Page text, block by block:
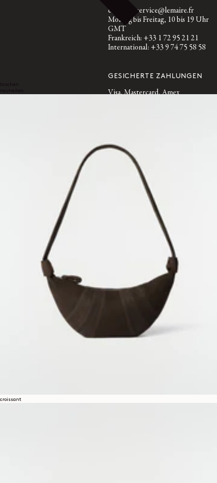
croissant
customerservice@lemaire.fr
Montag bis Freitag, 10 bis 19 Uhr
GMT
Frankreich: +33 1 72 95 21 21
International: +33 9 74 75 58 58
GESICHERTE ZAHLUNGEN
Visa, Mastercard, Amex
FILT TASCHEN
ABONNIEREN SIE UNSEREN NEWSLETTER
Ein dem LEMAIRE Universum gewidmeter Bereich, in dem Sie
Schriften und andere Kuriositäten entdecken können.
Mit Ihrer Anmeldung stimmen Sie der Verwendung von Tracking-Pixeln in unseren E-Mails
zu, um Ihnen ein personalisiertes Erlebnis zu bieten. Weitere Informationen finden Sie in
Datenschutzrichtlinie